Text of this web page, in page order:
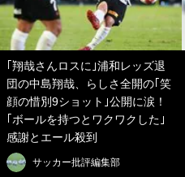
｢翔哉さんロスに｣浦和レッズ退
団の中島翔哉、らしさ全開の｢笑
顔の惜別9ショット｣公開に涙！
｢ボールを持つとワクワクした｣
感謝とエール殺到
サッカー批評編集部